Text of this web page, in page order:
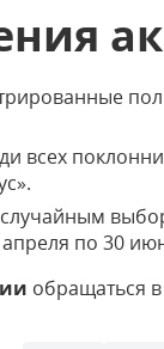
всех
по 30
обращаться